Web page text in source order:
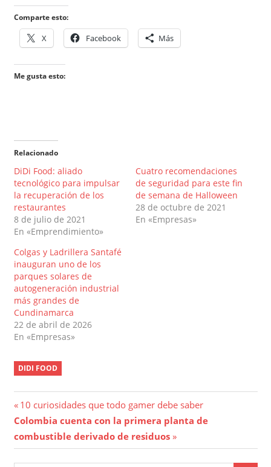
Comparte esto:
X Facebook Más
Me gusta esto:
Relacionado
DiDi Food: aliado
tecnológico para impulsar
la recuperación de los
restaurantes
8 de julio de 2021
En «Emprendimiento»
Cuatro recomendaciones
de seguridad para este fin
de semana de Halloween
28 de octubre de 2021
En «Empresas»
Colgas y Ladrillera Santafé
inauguran uno de los
parques solares de
autogeneración industrial
más grandes de
Cundinamarca
22 de abril de 2026
En «Empresas»
DIDI FOOD
Navegación
de
entradas
Entrada
anterior:
10 curiosidades que todo gamer debe saber
Entrada
siguiente:
Colombia cuenta con la primera planta de
combustible derivado de residuos